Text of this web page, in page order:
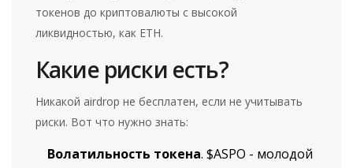
токенов до криптовалюты с высокой
ликвидностью, как ETH.
Какие риски есть?
Никакой airdrop не бесплатен, если не учитывать
риски. Вот что нужно знать:
Волатильность токена. $ASPO - молодой